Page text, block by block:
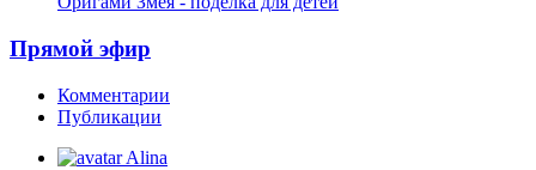
Прямой эфир
Комментарии
Публикации
Alina